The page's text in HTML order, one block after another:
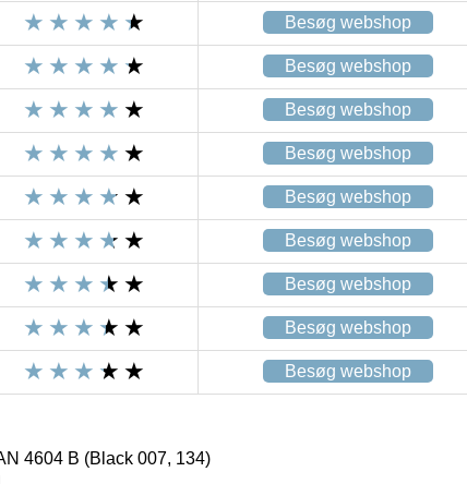
Besøg webshop
Besøg webshop
Besøg webshop
Besøg webshop
Besøg webshop
Besøg webshop
Besøg webshop
Besøg webshop
Besøg webshop
4604 B (Black 007, 134)